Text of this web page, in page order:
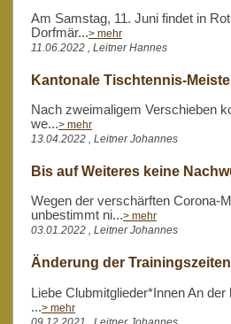
Am Samstag, 11. Juni findet in
Dorfmär...> mehr
11.06.2022 , Leitner Hannes
Kantonale Tischtennis-
Nach zweimaligem Verschieben
we...> mehr
13.04.2022 , Leitner Johannes
Bis auf Weiteres keine
Wegen der verschärften Corona-
unbestimmt ni...> mehr
03.01.2022 , Leitner Johannes
Änderung der
Liebe Clubmitglieder*Innen An
...> mehr
09.12.2021 , Leitner Johannes